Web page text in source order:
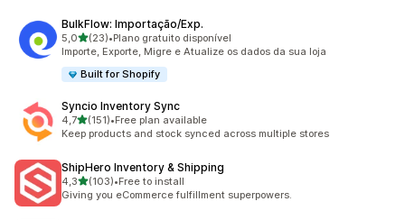
BulkFlow: Importação/Exp.
5,0de 5 estrelas
(23)
23 total de avaliações
•Plano gratuito disponível
Importe, Exporte, Migre e Atualize os dados da sua loja
Built for Shopify
Syncio Inventory Sync
4,7de 5 estrelas
(151)
151 total de avaliações
•Free plan available
Keep products and stock synced across multiple stores
ShipHero Inventory & Shipping
4,3de 5 estrelas
(103)
103 total de avaliações
•Free to install
Giving you eCommerce fulfillment superpowers.